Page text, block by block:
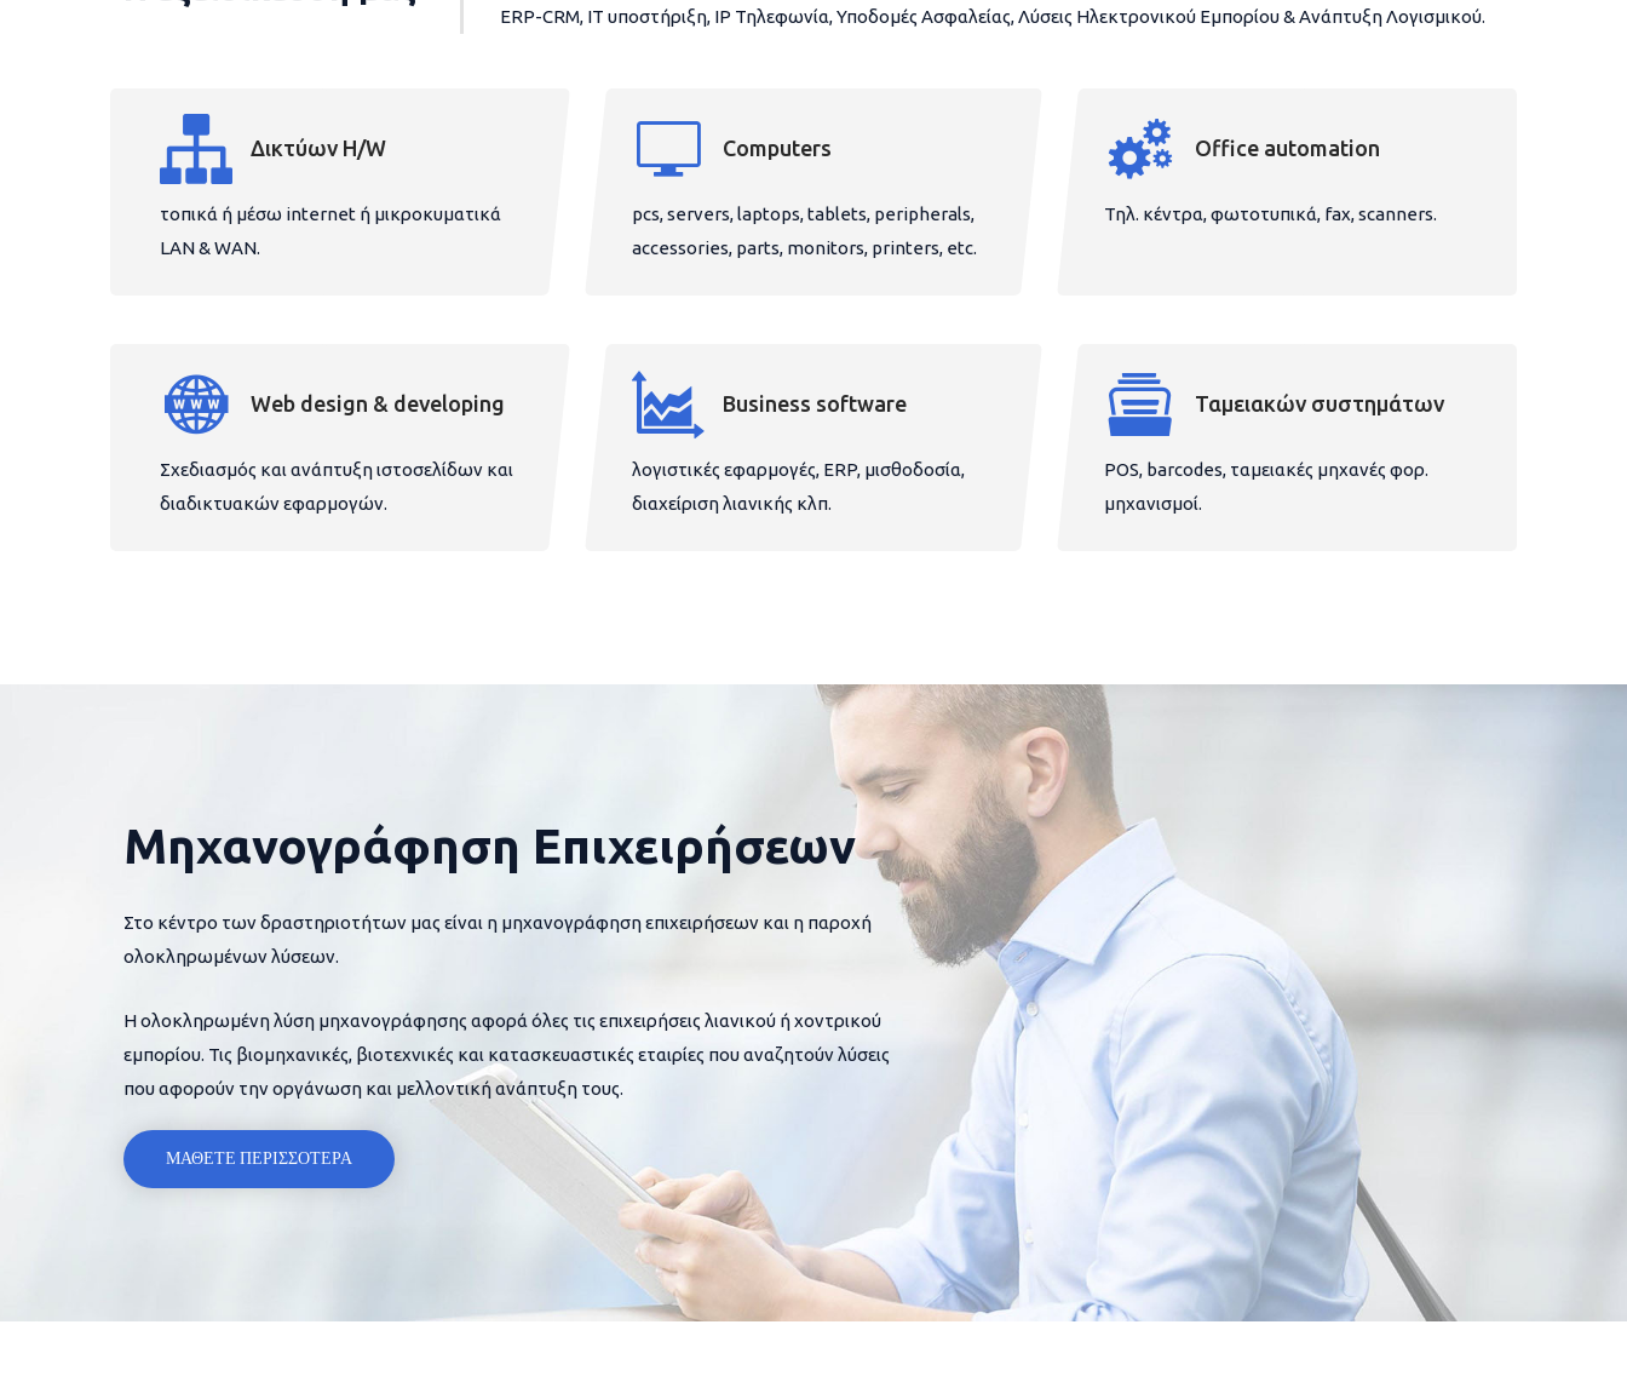
ERP-CRM, IT υποστήριξη, IP Τηλεφωνία, Υποδομές Ασφαλείας, Λύσεις Ηλεκτρονικού Εμπορίου & Ανάπτυξη Λογισμικού.
Δικτύων H/W
τοπικά ή μέσω internet ή μικροκυματικά
LAN & WAN.
Computers
pcs, servers, laptops, tablets, peripherals,
accessories, parts, monitors, printers, etc.
Office automation
Τηλ. κέντρα, φωτοτυπικά, fax, scanners.
Web design & developing
Σχεδιασμός και ανάπτυξη ιστοσελίδων και
διαδικτυακών εφαρμογών.
Business software
λογιστικές εφαρμογές, ERP, μισθοδοσία,
διαχείριση λιανικής κλπ.
Ταμειακών συστημάτων
POS, barcodes, ταμειακές μηχανές φορ.
μηχανισμοί.
Μηχανογράφηση Επιχειρήσεων
Στο κέντρο των δραστηριοτήτων μας είναι η μηχανογράφηση επιχειρήσεων και η παροχή
ολοκληρωμένων λύσεων.
Η ολοκληρωμένη λύση μηχανογράφησης αφορά όλες τις επιχειρήσεις λιανικού ή χοντρικού
εμπορίου. Τις βιομηχανικές, βιοτεχνικές και κατασκευαστικές εταιρίες που αναζητούν λύσεις
που αφορούν την οργάνωση και μελλοντική ανάπτυξη τους.
ΜΑΘΕΤΕ ΠΕΡΙΣΣΟΤΕΡΑ